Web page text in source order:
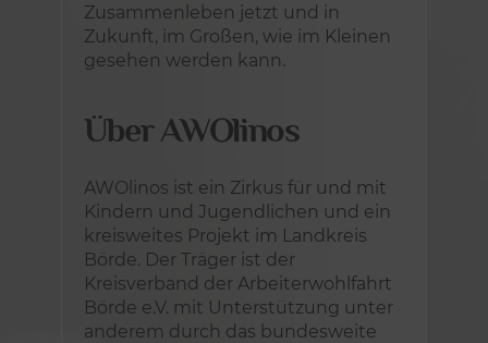
Zusammenleben jetzt und in
Zukunft, im Großen, wie im Kleinen
gesehen werden kann.
Über AWOlinos
AWOlinos ist ein Zirkus für und mit
Kindern und Jugendlichen und ein
kreisweites Projekt im Landkreis
Börde. Der Träger ist der
Kreisverband der Arbeiterwohlfahrt
Börde e.V. mit Unterstützung unter
anderem durch das bundesweite